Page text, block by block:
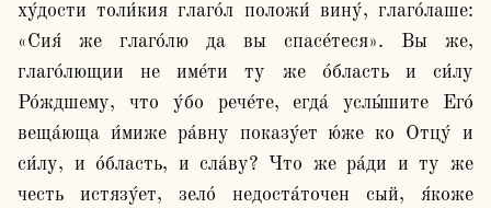
ху́дости толи́кия глаго́л положи́ вину́, глаго́лаше:
«Сия́ же глаго́лю да вы спасе́теся». Вы же,
глаго́лющии не име́ти ту же о́бласть и си́лу
Ро́ждшему, что у́бо рече́те, егда́ услы́шите Его́
веща́юща и́миже ра́вну показу́ет ю́же ко Отцу́ и
си́лу, и о́бласть, и сла́ву? Что же ра́ди и ту же
честь истязу́ет, зело́ недоста́точен сый, я́коже